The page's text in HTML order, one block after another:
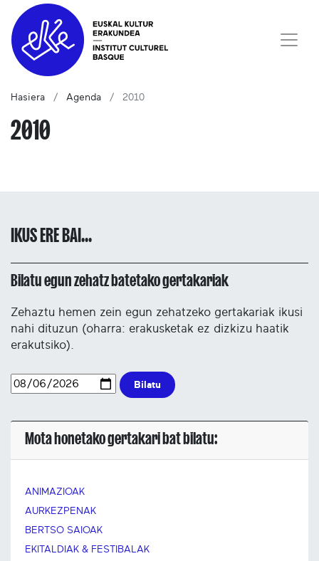
Hasiera Agenda 2010
2010
IKUS ERE BAI...
Bilatu egun zehatz batetako gertakariak
Zehaztu hemen zein egun zehatzeko gertakariak ikusi
nahi dituzun (oharra: erakusketak ez dizkizu haatik
erakutsiko).
Bilatu
Mota honetako gertakari bat bilatu:
ANIMAZIOAK
AURKEZPENAK
BERTSO SAIOAK
EKITALDIAK & FESTIBALAK